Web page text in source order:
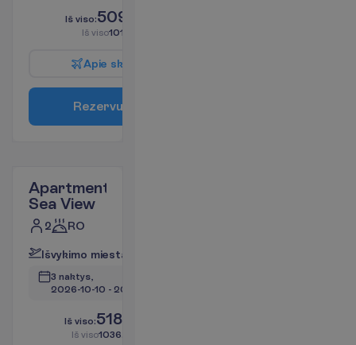
Iš viso:509.66
Iš viso1019.32
Apie sk
Rezervu
Apartment
Sea View
2 RO
Išvykimo miesta
3 naktys,
2026-10-10 - 2026-10-13
Iš viso:518.16
Iš viso1036.32